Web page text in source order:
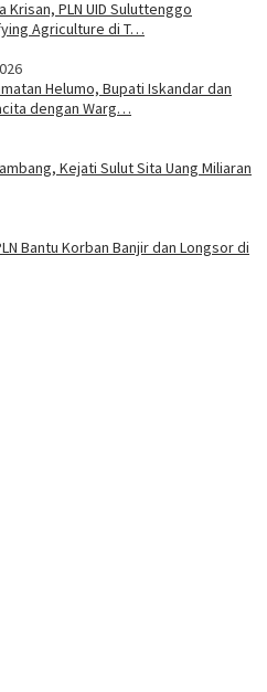
Krisan, PLN UID Suluttenggo
Agriculture di T…
Helumo, Bupati Iskandar dan
dengan Warg…
Kejati Sulut Sita Uang Miliaran
Bantu Korban Banjir dan Longsor di